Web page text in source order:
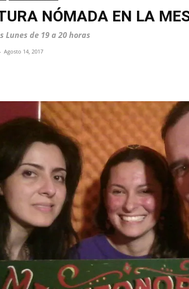
NÓMADA EN LA
Lunes de 19 a 20 horas
Agosto 14, 2017